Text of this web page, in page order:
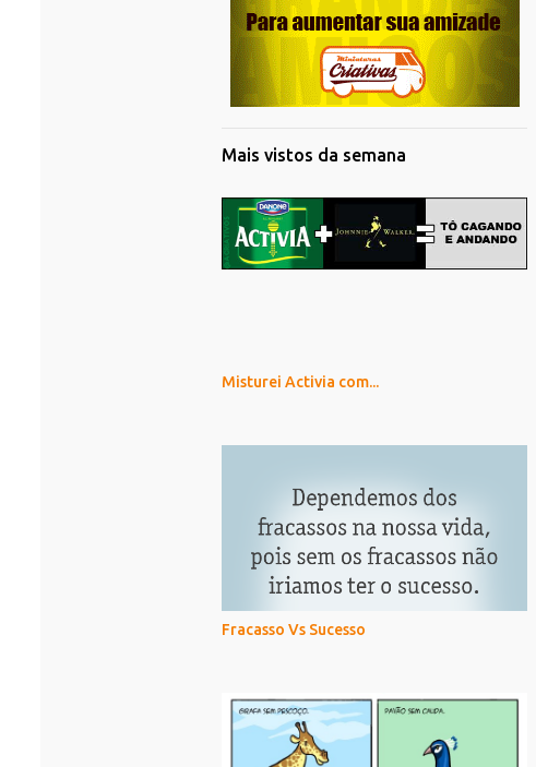
Mais vistos da semana
Misturei Activia com...
Fracasso Vs Sucesso